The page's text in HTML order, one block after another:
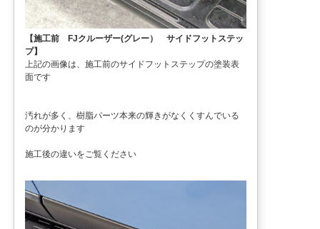
【施工前 FJクルーザー(グレー） サイドフットステッ
プ】
上記の画像は、施工前のサイドフットステップの塗装表
面です
汚れが多く、樹脂パーツ本来の輝きがなくくすんでいる
のが分かります
施工後の違いをご覧ください